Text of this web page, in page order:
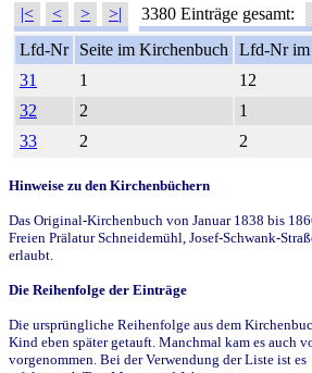
|< < > >| 3380 Einträge gesamt:
Lfd-Nr
Seite im Kirchenbuch Lfd-Nr im
31
1 12
32
2 1
33
2 2
Hinweise zu den Kirchenbüchern
Das Original-Kirchenbuch von Januar 1838 bis
Freien Prälatur Schneidemühl, Josef-Schwank-
erlaubt.
Die Reihenfolge der Einträge
Die ursprüngliche Reihenfolge aus dem
Kind eben später getauft. Manchmal kam es auch
vorgenommen. Bei der Verwendung der Liste ist